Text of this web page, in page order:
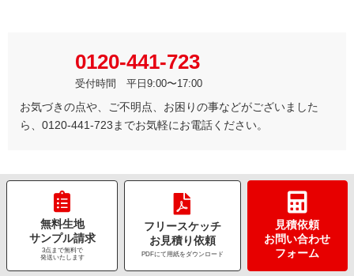
0120-441-723
受付時間 平日9:00〜17:00
お気づきの点や、ご不明点、お困りの事などがございました
ら、0120-441-723までお気軽にお電話ください。
無料生地
サンプル請求
3点まで無料で
発送いたします
フリースケッチ
お見積り依頼
PDFにて用紙をダウンロード
見積依頼
お問い合わせ
フォーム